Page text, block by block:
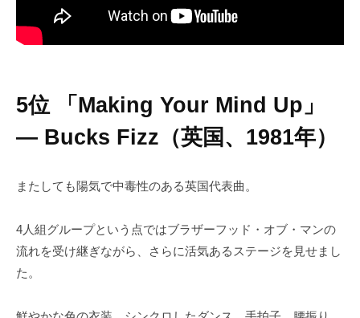
5位 「Making Your Mind Up」
― Bucks Fizz（英国、1981年）
またしても陽気で中毒性のある英国代表曲。
4人組グループという点ではブラザーフッド・オブ・マンの
流れを受け継ぎながら、さらに活気あるステージを見せまし
た。